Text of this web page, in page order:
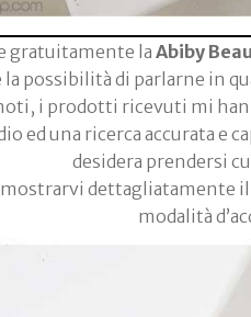
gratuitamente la Abiby
la possibilità di parlarne in
i prodotti ricevuti mi
ed una ricerca accurata e
desidera prendersi
dettagliatamente il
modalità